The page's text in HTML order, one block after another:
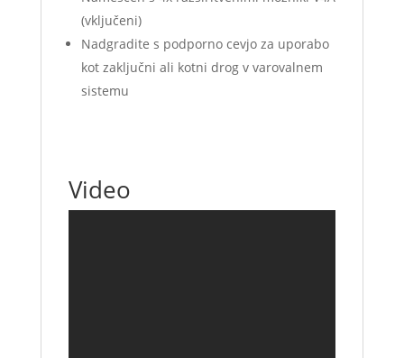
(vključeni)
Nadgradite s podporno cevjo za uporabo
kot zaključni ali kotni drog v varovalnem
sistemu
Video